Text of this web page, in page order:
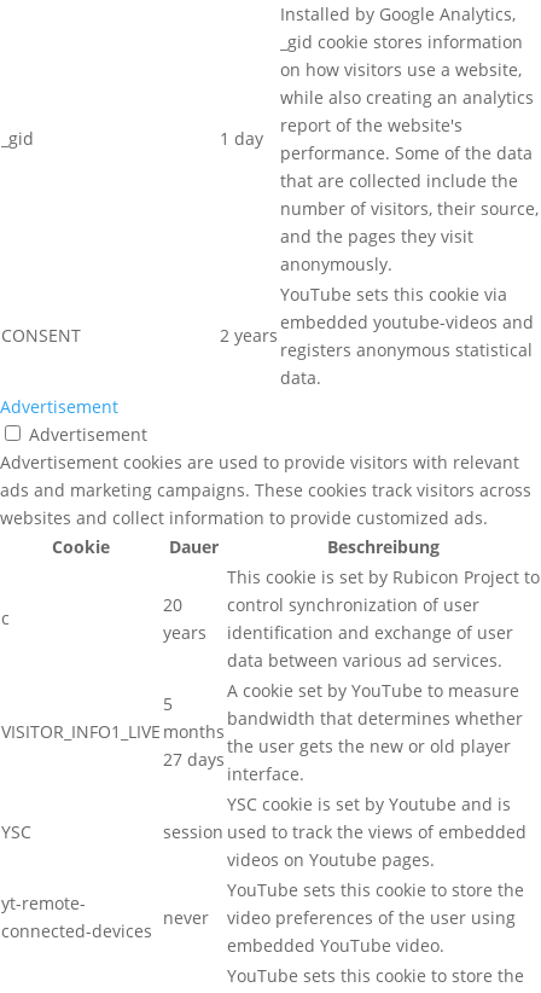
_gid 1 day
Installed by Google Analytics,
_gid cookie stores information
on how visitors use a website,
while also creating an analytics
report of the website's
performance. Some of the data
that are collected include the
number of visitors, their source,
and the pages they visit
anonymously.
CONSENT 2 years
YouTube sets this cookie via
embedded youtube-videos and
registers anonymous statistical
data.
Advertisement
Advertisement
Advertisement cookies are used to provide visitors with relevant
ads and marketing campaigns. These cookies track visitors across
websites and collect information to provide customized ads.
Cookie
Dauer Beschreibung
c
20
years
This cookie is set by Rubicon Project to
control synchronization of user
identification and exchange of user
data between various ad services.
VISITOR_INFO1_LIVE
5
months
27 days
A cookie set by YouTube to measure
bandwidth that determines whether
the user gets the new or old player
interface.
YSC session
YSC cookie is set by Youtube and is
used to track the views of embedded
videos on Youtube pages.
yt-remote-
connected-devices
never
YouTube sets this cookie to store the
video preferences of the user using
embedded YouTube video.
YouTube sets this cookie to store the